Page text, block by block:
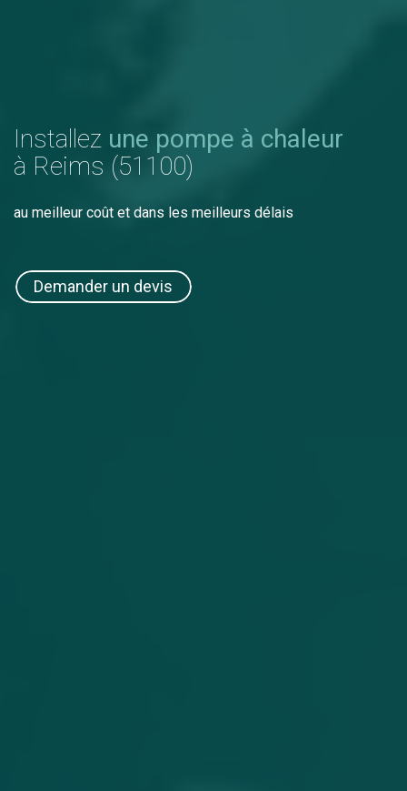
Installez une pompe à chaleur
à Reims (51100)
au meilleur coût et dans les meilleurs délais
Demander un devis